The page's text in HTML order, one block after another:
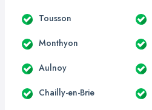
Tousson
Monthyon
Aulnoy
Chailly-en-Brie